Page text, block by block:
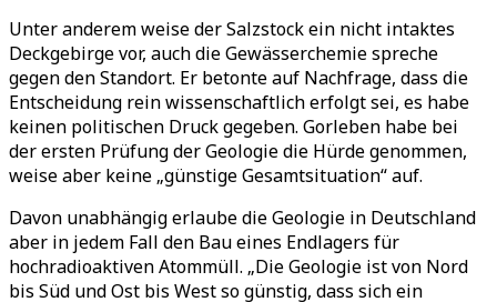
Unter anderem weise der Salzstock ein nicht intaktes
Deckgebirge vor, auch die Gewässerchemie spreche
gegen den Standort. Er betonte auf Nachfrage, dass die
Entscheidung rein wissenschaftlich erfolgt sei, es habe
keinen politischen Druck gegeben. Gorleben habe bei
der ersten Prüfung der Geologie die Hürde genommen,
weise aber keine „günstige Gesamtsituation“ auf.
Davon unabhängig erlaube die Geologie in Deutschland
aber in jedem Fall den Bau eines Endlagers für
hochradioaktiven Atommüll. „Die Geologie ist von Nord
bis Süd und Ost bis West so günstig, dass sich ein